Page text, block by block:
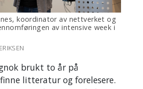
koordinator av nettverket og
av intensive week i
brukt to år på
litteratur og forelesere.